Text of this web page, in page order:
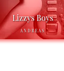
Lizzys Boys
ANDREAS